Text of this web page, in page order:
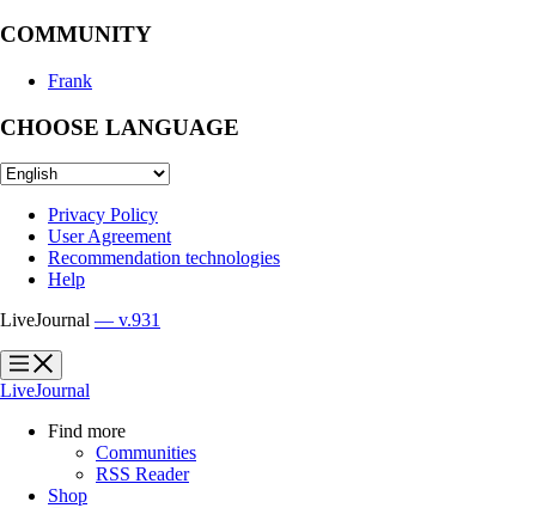
COMMUNITY
Frank
CHOOSE LANGUAGE
Privacy Policy
User Agreement
Recommendation technologies
Help
LiveJournal — v.931
?
?
LiveJournal
Find more
Communities
RSS Reader
Shop